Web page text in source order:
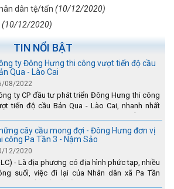
dân tệ/tấn (10/12/2020)
(10/12/2020)
TIN NỔI BẬT
ty Đông Hưng thi công vượt tiến độ cầu
Qua - Lào Cai
08/2022
ty CP đầu tư phát triển Đông Hưng thi công
tiến độ cầu Bản Qua - Lào Cai, nhanh nhất
Cai. cây cầu mong đợi - Đông Hưng đơn vị
công Pa Tần 3 - Nậm Sảo
12/2020
- Là địa phương có địa hình phức tạp, nhiều
suối, việc đi lại của Nhân dân xã Pa Tần